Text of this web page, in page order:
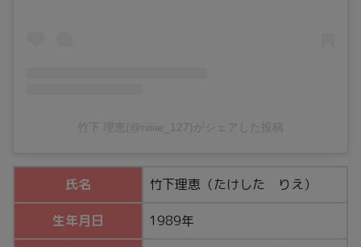
竹下 理恵(@riiiiie_127)がシェアした投稿
氏名 竹下理恵（たけした りえ）
生年月日 1989年